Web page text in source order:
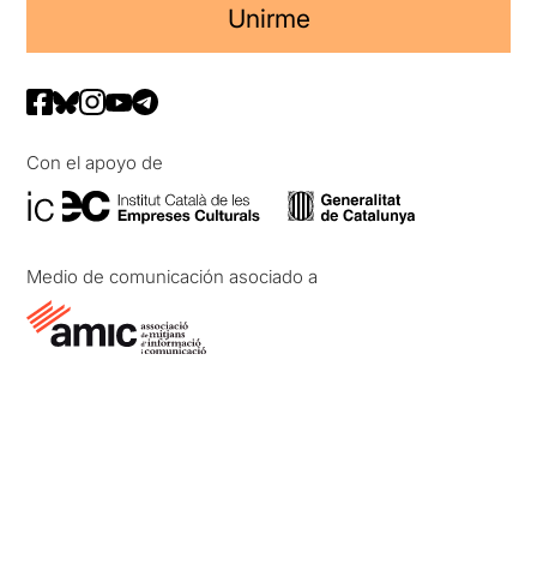
Unirme
Con el apoyo de
Medio de comunicación asociado a